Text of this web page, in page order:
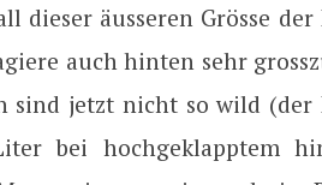
dieser äusseren Grösse
auch hinten sehr
sind jetzt nicht so wild (der
bei hochgeklapptem